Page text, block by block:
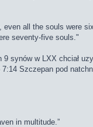
all the souls were
seventy-five souls."
synów w LXX chciał
Szczepan pod
in multitude.”